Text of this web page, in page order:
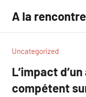
contenu
A la
Uncategorized
L’impact
compétent